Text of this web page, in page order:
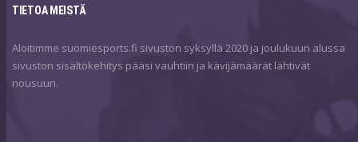
TIETOA MEISTÄ
Aloitimme suomiesports.fi sivuston syksyllä 2020 ja joulukuun alussa
sivuston sisältökehitys pääsi vauhtiin ja kävijämäärät lähtivät
nousuun.